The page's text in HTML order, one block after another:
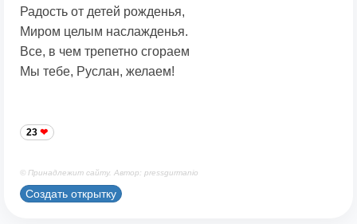
Радость от детей рожденья,
Миром целым наслажденья.
Все, в чем трепетно сгораем
Мы тебе, Руслан, желаем!
23
© Принадлежит сайту. Автор: pressgurmanio
Создать открытку